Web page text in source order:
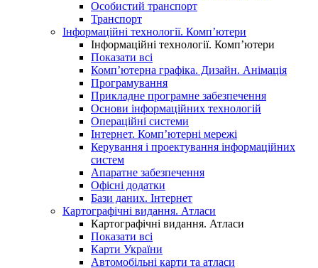
Особистий транспорт
Транспорт
Інформаційні технології. Комп’ютери
Інформаційні технології. Комп’ютери
Показати всі
Комп’ютерна графіка. Дизайн. Анімація
Програмування
Прикладне програмне забезпечення
Основи інформаційних технологій
Операційні системи
Інтернет. Комп’ютерні мережі
Керування і проектування інформаційних
систем
Апаратне забезпечення
Офісні додатки
Бази даних. Інтернет
Картографічні видання. Атласи
Картографічні видання. Атласи
Показати всі
Карти України
Автомобільні карти та атласи